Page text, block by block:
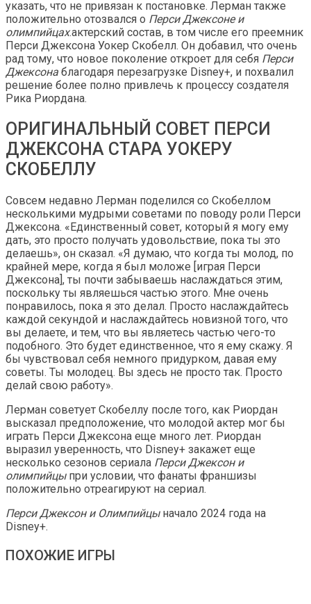
указать, что не привязан к постановке. Лерман также
положительно отозвался о Перси Джексоне и
олимпийцах.актерский состав, в том числе его преемник
Перси Джексона Уокер Скобелл. Он добавил, что очень
рад тому, что новое поколение откроет для себя Перси
Джексона благодаря перезагрузке Disney+, и похвалил
решение более полно привлечь к процессу создателя
Рика Риордана.
ОРИГИНАЛЬНЫЙ СОВЕТ ПЕРСИ
ДЖЕКСОНА СТАРА УОКЕРУ
СКОБЕЛЛУ
Совсем недавно Лерман поделился со Скобеллом
несколькими мудрыми советами по поводу роли Перси
Джексона. «Единственный совет, который я могу ему
дать, это просто получать удовольствие, пока ты это
делаешь», он сказал. «Я думаю, что когда ты молод, по
крайней мере, когда я был моложе [играя Перси
Джексона], ты почти забываешь наслаждаться этим,
поскольку ты являешься частью этого. Мне очень
понравилось, пока я это делал. Просто наслаждайтесь
каждой секундой и наслаждайтесь новизной того, что
вы делаете, и тем, что вы являетесь частью чего-то
подобного. Это будет единственное, что я ему скажу. Я
бы чувствовал себя немного придурком, давая ему
советы. Ты молодец. Вы здесь не просто так. Просто
делай свою работу».
Лерман советует Скобеллу после того, как Риордан
высказал предположение, что молодой актер мог бы
играть Перси Джексона еще много лет. Риордан
выразил уверенность, что Disney+ закажет еще
несколько сезонов сериала Перси Джексон и
олимпийцыпри условии, что фанаты франшизы
положительно отреагируют на сериал.
Перси Джексон и Олимпийцы начало 2024 года на
Disney+.
ПОХОЖИЕ ИГРЫ